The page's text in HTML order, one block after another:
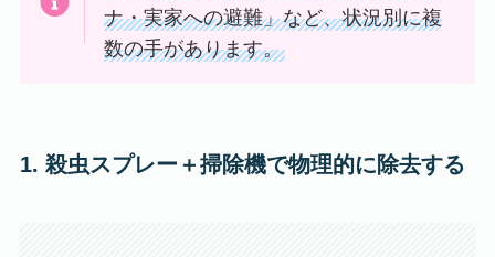
ナ・実家への避難」など、状況別に複
数の手があります。
1. 殺虫スプレー＋掃除機で物理的に除去する